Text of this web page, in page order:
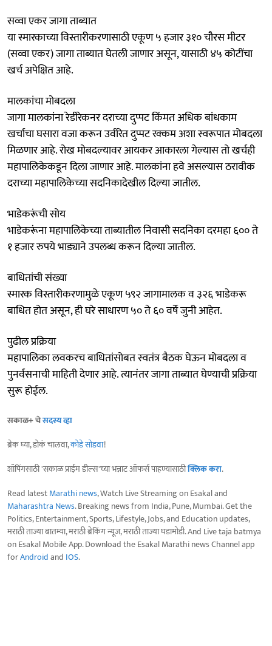
सव्वा एकर जागा ताब्यात
या स्मारकाच्या विस्तारीकरणासाठी एकूण ५ हजार ३१० चौरस मीटर
(सव्वा एकर) जागा ताब्यात घेतली जाणार असून, यासाठी ४५ कोटींचा
खर्च अपेक्षित आहे.
मालकांचा मोबदला
जागा मालकांना रेडीरेकनर दराच्या दुप्पट किंमत अधिक बांधकाम
खर्चाचा घसारा वजा करून उर्वरित दुप्पट रक्कम अशा स्वरूपात मोबदला
मिळणार आहे. रोख मोबदल्यावर आयकर आकारला गेल्यास तो खर्चही
महापालिकेकडून दिला जाणार आहे. मालकांना हवे असल्यास ठरावीक
दराच्या महापालिकेच्या सदनिकादेखील दिल्या जातील.
भाडेकरूंची सोय
भाडेकरूंना महापालिकेच्या ताब्यातील निवासी सदनिका दरमहा ६०० ते
१ हजार रुपये भाड्याने उपलब्ध करून दिल्या जातील.
बाधितांची संख्या
स्मारक विस्तारीकरणामुळे एकूण ५९२ जागामालक व ३२६ भाडेकरू
बाधित होत असून, ही घरे साधारण ५० ते ६० वर्षे जुनी आहेत.
पुढील प्रक्रिया
महापालिका लवकरच बाधितांसोबत स्वतंत्र बैठक घेऊन मोबदला व
पुनर्वसनाची माहिती देणार आहे. त्यानंतर जागा ताब्यात घेण्याची प्रक्रिया
सुरू होईल.
सकाळ+ चेसदस्य व्हा
ब्रेक घ्या, डोकं चालवा,कोडे सोडवा!
शॉपिंगसाठी 'सकाळ प्राईम डील्स'च्या भन्नाट ऑफर्स पाहण्यासाठीक्लिक करा.
Read latestMarathi news, Watch Live Streaming on Esakal and
Maharashtra News. Breaking news from India, Pune, Mumbai. Get the
Politics, Entertainment, Sports, Lifestyle, Jobs, and Education updates,
मराठी ताज्या बातम्या, मराठी ब्रेकिंग न्यूज, मराठी ताज्या घडामोडी. And Live taja batmya
on Esakal Mobile App. Download the Esakal Marathi news Channel app
forAndroidand IOS.